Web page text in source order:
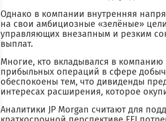
Однако в компании внутренняя
на свои амбициозные «зелёные»
управляющих внезапным и резким
выплат.
Многие, кто вкладывался в
прибыльных операций в сфере
обеспокоены тем, что дивиденды
интересах расширения, которое
Аналитики JP Morgan считают для